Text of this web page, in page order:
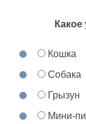
Кошка
Собака
Грызун
Мини-